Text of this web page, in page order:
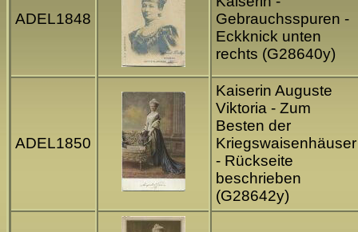
ADEL1848
Gebrauchsspuren -
Eckknick unten
rechts (G28640y)
ADEL1850
Kaiserin Auguste
Viktoria - Zum
Besten der
Kriegswaisenhäuser
- Rückseite
beschrieben
(G28642y)